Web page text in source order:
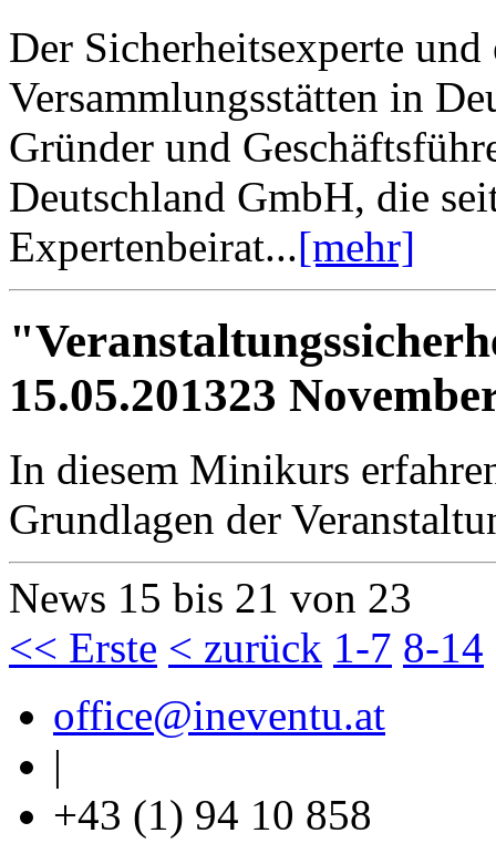
Der Sicherheitsexperte
Versammlungsstätten in
Gründer und
Deutschland GmbH, die
Expertenbeirat...[mehr]
15.05.201323
In diesem Minikurs
Grundlagen der
News 15 bis 21 von 23
<< Erste < zurück 1-7 8-14
office@ineventu.at
|
+43 (1) 94 10 858